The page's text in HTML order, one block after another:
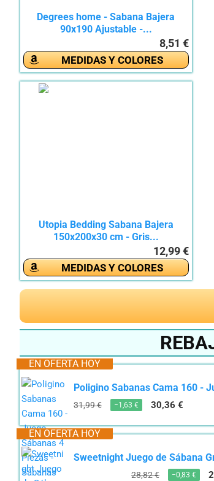
Degrees home - Sabana Bajera
90x190 Ajustable -...
8,51 €
MEDIDAS Y COLORES
Utopia Bedding Sabana Bajera
150x200x30 cm - Gris...
12,99 €
MEDIDAS Y COLORES
EN OFERTA HOY
Poligino Sabanas Cama 160 -
31,99 € −1,63 € 30,36 €
EN OFERTA HOY
Sweetnight Juego de Sábana
28,82 € −0,83 €